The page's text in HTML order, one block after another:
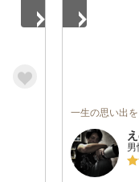
一生の思い出